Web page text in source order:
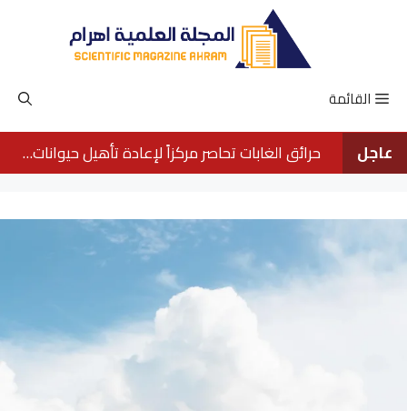
القائمة
عاجل حرائق الغابات تحاصر مركزاً لإعادة تأهيل حيوانات الأورانجوتان في بورنيو